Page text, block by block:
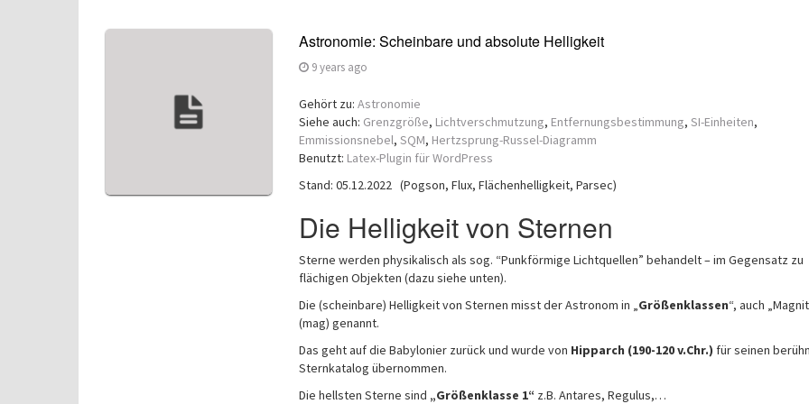
Astronomie: Scheinbare und absolute Helligkeit
9 years ago
Gehört zu: Astronomie
Siehe auch: Grenzgröße, Lichtverschmutzung, Entfernungsbestimmung, SI-Einheiten,
Emmissionsnebel, SQM, Hertzsprung-Russel-Diagramm
Benutzt: Latex-Plugin für WordPress
Stand: 05.12.2022 (Pogson, Flux, Flächenhelligkeit, Parsec)
Die Helligkeit von Sternen
Sterne werden physikalisch als sog. “Punkförmige Lichtquellen” behandelt – im Gegensatz zu
flächigen Objekten (dazu siehe unten).
Die (scheinbare) Helligkeit von Sternen misst der Astronom in „Größenklassen“, auch
(mag) genannt.
Das geht auf die Babylonier zurück und wurde von Hipparch (190-120 v.Chr.) für seinen
Sternkatalog übernommen.
Die hellsten Sterne sind „Größenklasse 1“ z.B. Antares, Regulus,…